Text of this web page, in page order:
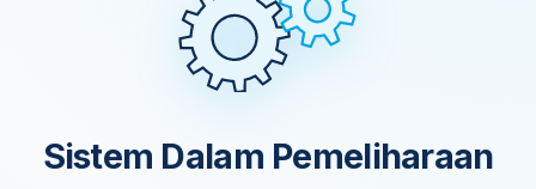
Sistem Dalam Pemeliharaan